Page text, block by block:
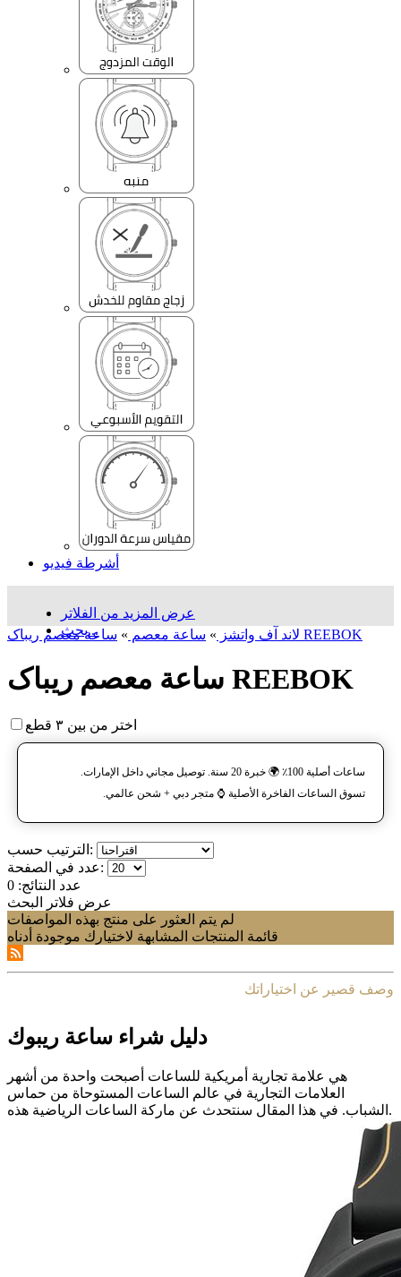
أشرطة فيديو
عرض المزيد من الفلاتر
بحث...
لاند آف واتشز » ساعة معصم » ساعة معصم ریباک REEBOK
ساعة معصم ریباک REEBOK
اختر من بين ٣ قطع
ساعات أصلية 100٪ 🌍 خبرة 20 سنة. توصيل مجاني داخل الإمارات.
تسوق الساعات الفاخرة الأصلية ⌚️ متجر دبي + شحن عالمي.
الترتيب حسب:
عدد في الصفحة:
عدد النتائج: 0
عرض فلاتر البحث
لم يتم العثور على منتج بهذه المواصفات
قائمة المنتجات المشابهة لاختيارك موجودة أدناه
وصف قصير عن اختياراتك
دليل شراء ساعة ريبوك
هي علامة تجارية أمريكية للساعات أصبحت واحدة من أشهر
العلامات التجارية في عالم الساعات المستوحاة من حماس
الشباب. في هذا المقال سنتحدث عن ماركة الساعات الرياضية هذه.